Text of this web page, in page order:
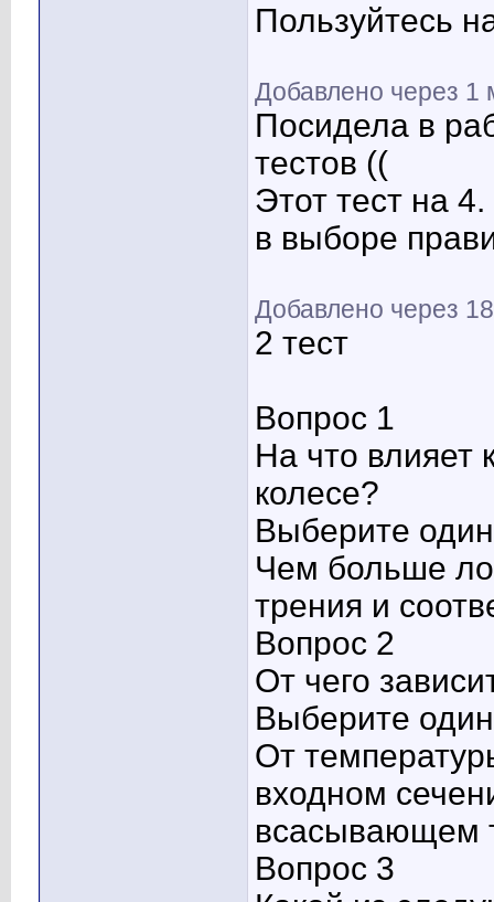
Пользуйтесь
Добавлено через 1
Посидела в
тестов ((
Этот тест на
в выборе
Добавлено через
2 тест
Вопрос 1
На что влияет
колесе?
Выберите
Чем больше
трения и
Вопрос 2
От чего
Выберите
От
входном
всасывающем
Вопрос 3